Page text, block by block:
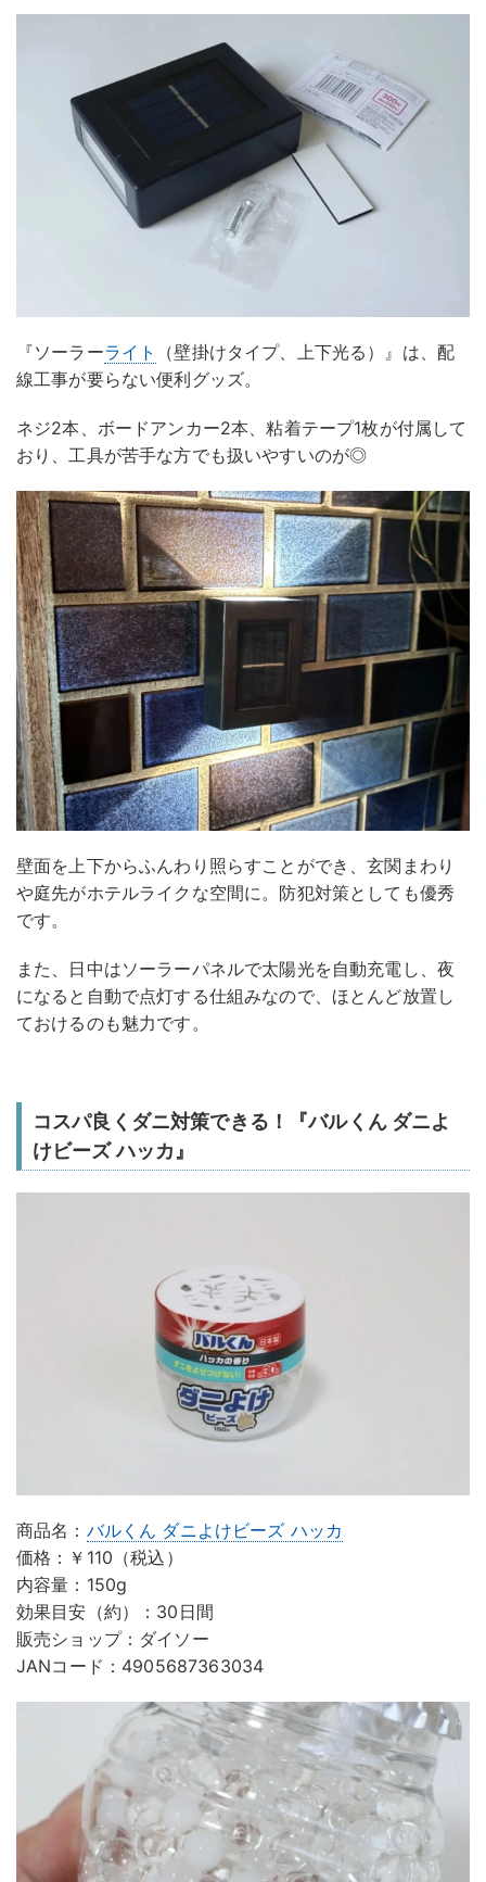
『ソーラーライト
（壁掛けタイプ、上下光る）』は、配
線工事が要らない便利グッズ。
ネジ2本、ボードアンカー2本、粘着テープ1枚が付属して
おり、工具が苦手な方でも扱いやすいのが◎
壁面を上下からふんわり照らすことができ、玄関まわり
や庭先がホテルライクな空間に。防犯対策としても優秀
です。
また、日中はソーラーパネルで太陽光を自動充電し、夜
になると自動で点灯する仕組みなので、ほとんど放置し
ておけるのも魅力です。
コスパ良くダニ対策できる！『バルくん ダニよ
けビーズ ハッカ』
商品名： バルくん ダニよけビーズ ハッカ
価格：￥110（税込）
内容量：150g
効果目安（約）：30日間
販売ショップ：ダイソー
JANコード：4905687363034